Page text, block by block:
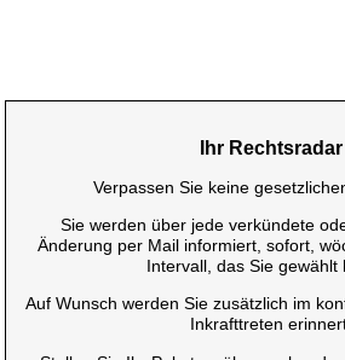
Ihr Rechtsradar
Verpassen Sie keine
Sie werden über jede verkündete
Änderung per Mail informiert, sofort,
Intervall, das Sie gewählt
Auf Wunsch werden Sie zusätzlich im
Inkrafttreten